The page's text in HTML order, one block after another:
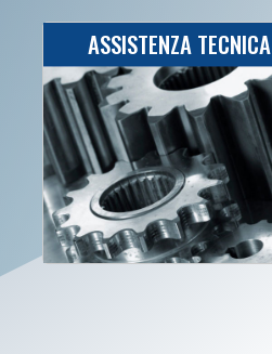
ASSISTENZA TECNICA